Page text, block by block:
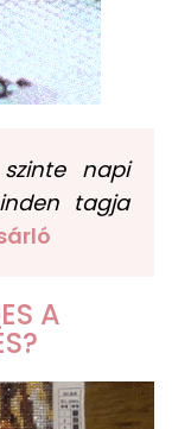
napi
tagja
A